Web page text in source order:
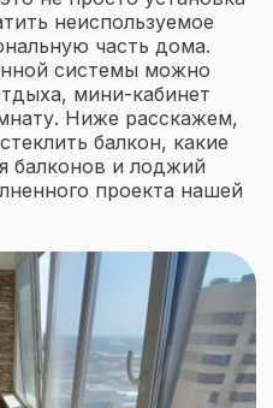
остекления Виды
неиспользуемое
часть дома.
системы можно
мини-кабинет
Ниже расскажем,
балкон, какие
балконов и лоджий
проекта нашей